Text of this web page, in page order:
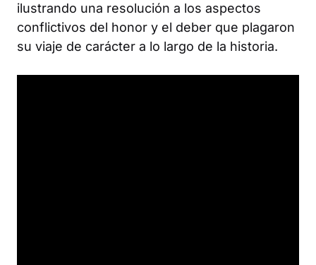
ilustrando una resolución a los aspectos
conflictivos del honor y el deber que plagaron
su viaje de carácter a lo largo de la historia.